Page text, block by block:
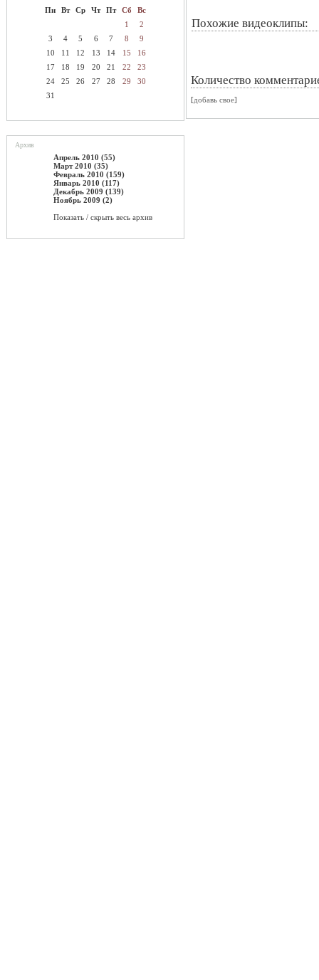
Пн
Вт Ср Чт Пт Сб
Вс
1
2
3
4 5 6 7 8
9
10
11 12 13 14 15
16
17
18 19 20 21 22
23
24
25 26 27 28 29
30
31
Архив
Апрель 2010 (55)
Март 2010 (35)
Февраль 2010 (159)
Январь 2010 (117)
Декабрь 2009 (139)
Ноябрь 2009 (2)
Показать / скрыть весь архив
Похожие видеоклипы:
Количество
[добавь свое]